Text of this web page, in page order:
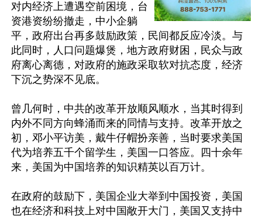
对内经济上遭遇空前困境，台
资港资纷纷撤走，中小企躺
平，政府出台再多鼓励政策，民间都反应冷淡。与
此同时，人口问题爆煲，地方政府财困，民众与政
府离心离德，对政府的施政采取软对抗态度，经济
下沉之势深不见底。
曾几何时，中共的改革开放顺风顺水，当其时得到
内外不同方向蜂涌而来的同情与支持。改革开放之
初，邓小平访美，戴牛仔帽扮亲善，当时要求美国
代为培养五千个留学生，美国一口答应。四十余年
来，美国为中国培养的知识精英以百万计。
在政府的鼓励下，美国企业大举到中国投资，美国
也在经济和科技上对中国敞开大门，美国又支持中